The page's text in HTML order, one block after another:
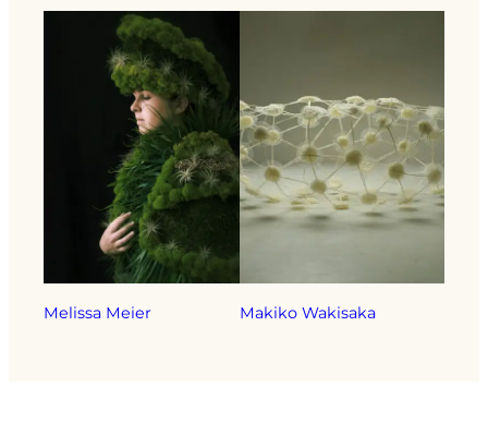
Melissa Meier Makiko Wakisaka